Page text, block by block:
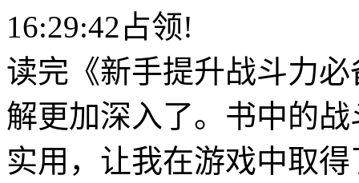
16:29:42占领!
读完《新手提升战斗力
解更加深入了。书中的
实用，让我在游戏中取